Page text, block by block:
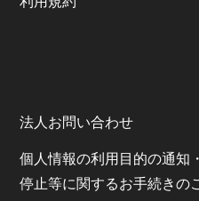
法人お問い合わせ
個⼈情報の利⽤⽬的の通知
停⽌等に関するお⼿続きの